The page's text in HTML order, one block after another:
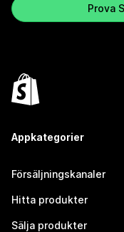
Prova
Appkategorier
Försäljningskanaler
Hitta produkter
Sälja produkter